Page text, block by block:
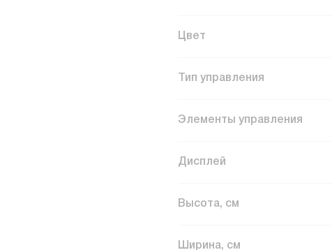
Цвет
Тип управления
Элементы управления
Дисплей
Высота, см
Ширина, см